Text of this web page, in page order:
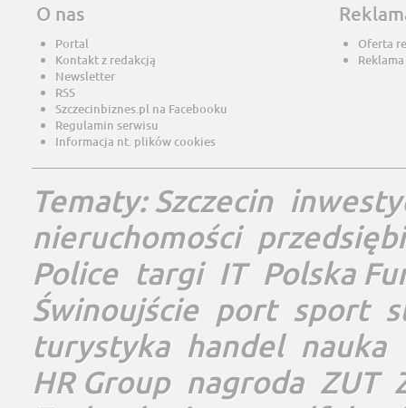
O nas
Portal
Kontakt z redakcją
Newsletter
RSS
Szczecinbiznes.pl na Facebooku
Regulamin serwisu
Informacja nt. plików cookies
Oferta
Tematy:Szczecin
nieruchomości
Police targi IT Polska
Świnoujście port sport
turystyka handel nauka
HR Group nagroda ZUT